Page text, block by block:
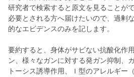
研究者で検索すると原文を見ることがで
必要とされる方へ届けたいので、過剰
的なエビデンスのみを記します。
要約すると、身体がサビない抗酸化作
ン、様々なガンに対する発ガン抑制、
トーシス誘導作用、Ｉ型のアレルギー